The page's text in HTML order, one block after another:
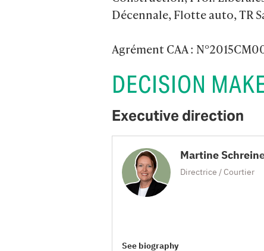
Décennale, Flotte auto, TR
Agrément CAA :
DECISION
Executive direction
Martine
Directrice / Courtier
See biography